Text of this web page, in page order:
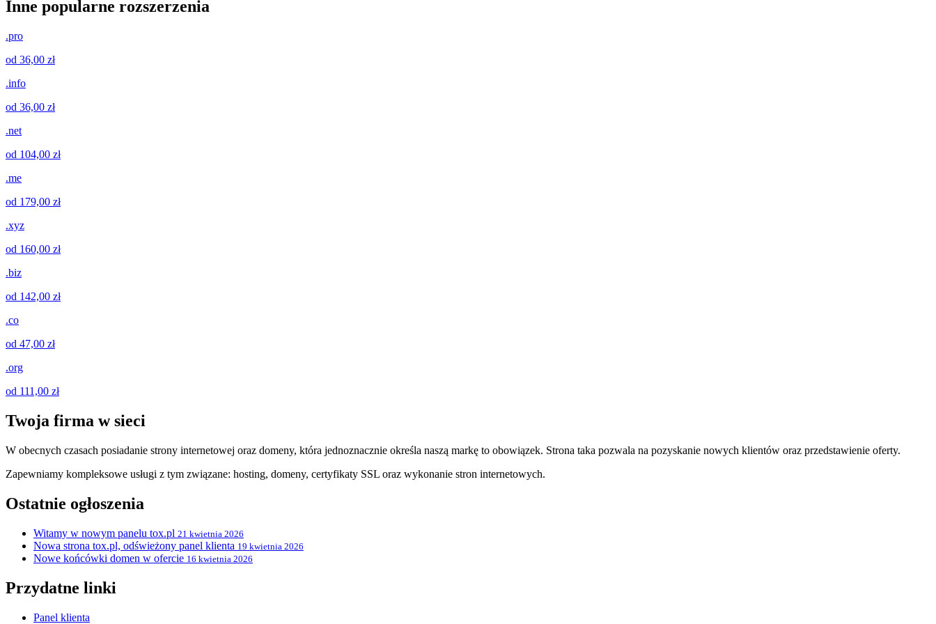
Inne popularne rozszerzenia
.pro
od 36,00 zł
.info
od 36,00 zł
.net
od 104,00 zł
.me
od 179,00 zł
.xyz
od 160,00 zł
.biz
od 142,00 zł
.co
od 47,00 zł
.org
od 111,00 zł
Twoja firma w sieci
W obecnych czasach posiadanie strony internetowej oraz domeny, która jednoznacznie określa naszą markę to obowiązek. Strona taka pozwala na pozyskanie nowych klientów oraz przedstawienie oferty.
Zapewniamy kompleksowe usługi z tym związane: hosting, domeny, certyfikaty SSL oraz wykonanie stron internetowych.
Ostatnie ogłoszenia
Witamy w nowym panelu tox.pl 21 kwietnia 2026
Nowa strona tox.pl, odświeżony panel klienta 19 kwietnia 2026
Nowe końcówki domen w ofercie 16 kwietnia 2026
Przydatne linki
Panel klienta